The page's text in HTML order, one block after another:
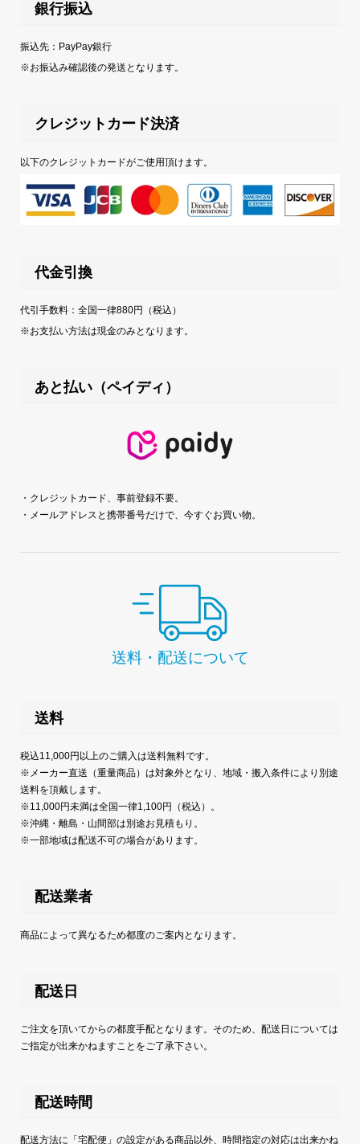
銀行振込
振込先：PayPay銀行
※お振込み確認後の発送となります。
クレジットカード決済
以下のクレジットカードがご使用頂けます。
代金引換
代引手数料：全国一律880円（税込）
※お支払い方法は現金のみとなります。
あと払い（ペイディ）
・クレジットカード、事前登録不要。
・メールアドレスと携帯番号だけで、今すぐお買い物。
送料・配送について
送料
税込11,000円以上のご購入は送料無料です。
※メーカー直送（重量商品）は対象外となり、地域・搬入条件により別途
送料を頂戴します。
※11,000円未満は全国一律1,100円（税込）。
※沖縄・離島・山間部は別途お見積もり。
※一部地域は配送不可の場合があります。
配送業者
商品によって異なるため都度のご案内となります。
配送日
ご注文を頂いてからの都度手配となります。そのため、配送日については
ご指定が出来かねますことをご了承下さい。
配送時間
配送方法に「宅配便」の設定がある商品以外、時間指定の対応は出来かね